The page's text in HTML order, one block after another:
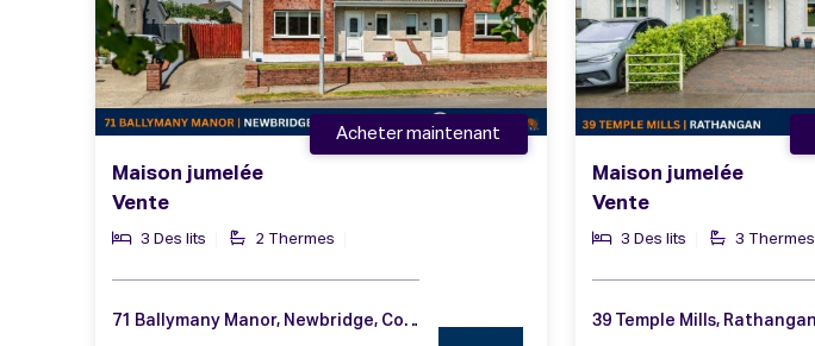
Maison jumelée
Vente
3 Des lits 2 Thermes
Acheter maintenant
71 Ballymany Manor, Newbridge, Co. Kildare, W12 YY13
Maison jumelée
Vente
3 Des lits 3 Thermes